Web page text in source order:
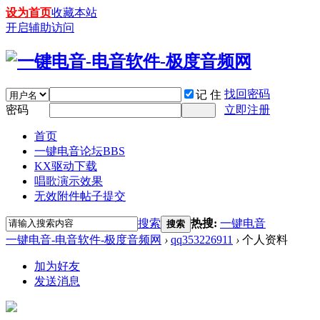
设为首页收藏本站
开启辅助访问
记 住 找回密码
密码
立即注册
首页
一键电音论坛BBS
KX驱动下载
唱歌演示效果
无效附件帖子提交
搜索 搜索 热搜: 一键电音
一键电音-电音软件-极度音频网 › qq353226911 › 个人资料
加为好友
发送消息